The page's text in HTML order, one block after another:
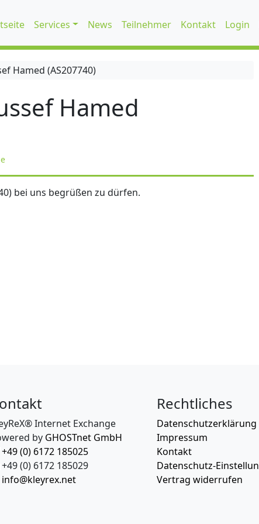
Services News Teilnehmer Kontakt Login
Hamed (AS207740)
Hamed
bei uns begrüßen zu dürfen.
Internet Exchange
by GHOSTnet GmbH
+49 (0) 6172 185025
+49 (0) 6172 185029
info@kleyrex.net
Rechtliches
Datenschutzerklärung
Impressum
Kontakt
Datenschutz-
Vertrag widerrufen